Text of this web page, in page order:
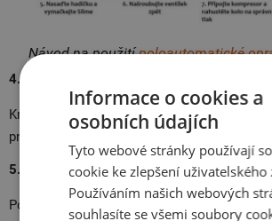
Návod na použitípoloautomatické
4. Rozjeďte vozidlo
Krátkou jízdou zajistíte rovnoměrné
pneumatiky.
5. Zkontrolujte tlak
Po několika kilometrech ověřte tlak v
Informace o cookies a
osobních údajích
Tyto webové stránky používají
cookie ke zlepšení uživatelského
Používáním našich webových
souhlasíte se všemi soubory